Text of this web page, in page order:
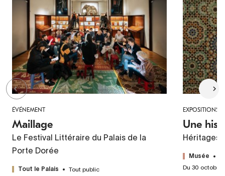
ÉVÉNEMENT
Maillage
Le Festival Littéraire du Palais de la
Porte Dorée
Tout le Palais
Tout public
EXPOSITIONS
Une
Héritages
Musée
Du 30 octobre